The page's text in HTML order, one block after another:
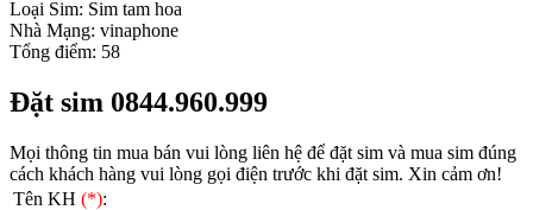
Loại Sim: Sim tam hoa
Nhà Mạng: vinaphone
Tổng điểm: 58
Đặt sim 0844.960.999
Mọi thông tin mua bán vui lòng liên hệ để đặt sim và mua sim đúng
cách khách hàng vui lòng gọi điện trước khi đặt sim. Xin cảm ơn!
Tên KH (*):